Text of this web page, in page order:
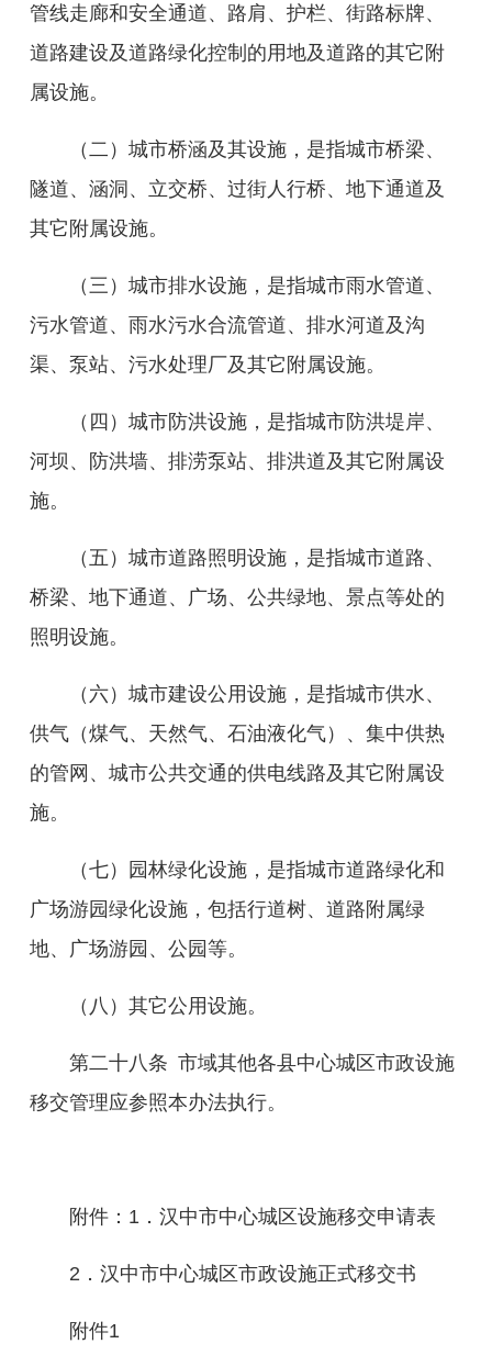
管线走廊和安全通道、路肩、护栏、 街路标牌、
道路建设及道路绿化控制的用地及道路的其它附
属设施。
（二）城市桥涵及其设施，是指城市桥梁、
隧道、涵洞、立交桥、过街人行桥、地下通道及
其它附属设施。
（三）城市排水设施，是指城市雨水管道、
污水管道、雨水污水合流管道、排水河道及沟
渠、泵站、污水处理厂及其它附属设施。
（四）城市防洪设施，是指城市防洪堤岸、
河坝、防洪墙、排涝泵站、排洪道及其它附属设
施。
（五）城市道路照明设施，是指城市道路、
桥梁、地下通道、广场、公共绿地、景点等处的
照明设施。
（六）城市建设公用设施，是指城市供水、
供气（煤气、天然气、石油液化气）、集中供热
的管网、城市公共交通的供电线路及其它附属设
施。
（七）园林绿化设施，是指城市道路绿化和
广场游园绿化设施，包括行道树、道路附属绿
地、广场游园、公园等。
（八）其它公用设施。
第二十八条 市域其他各县中心城区市政设施
移交管理应参照本办法执行。
附件： 1． 汉中市中心城区设施移交申请表
2． 汉中市中心城区市政设施正式移交书
附件1